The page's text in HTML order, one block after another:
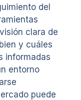
del
clara de
y cuáles
informadas
entorno
puede